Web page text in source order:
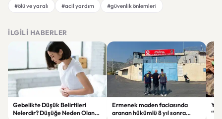
#ölü ve yaralı
#acil yardım #güvenlik önlemleri
İLGILI HABERLER
Gebelikte Düşük Belirtileri
Nelerdir? Düşüğe Neden Olan
Ermenek maden faciasında
aranan hükümlü 8 yıl sonra